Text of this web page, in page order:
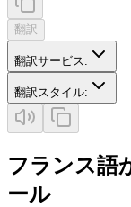
翻訳
翻訳サービス :
翻訳スタイル:
フランス語
ール